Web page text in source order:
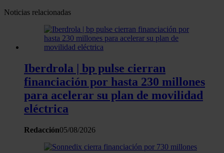
Noticias relacionadas
Iberdrola | bp pulse cierran
financiación por hasta 230 millones
para acelerar su plan de movilidad
eléctrica
Redacción05/08/2026